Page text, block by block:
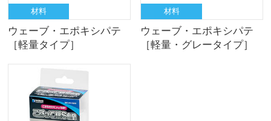
材料
ウェーブ・エポキシパテ
［軽量タイプ］
材料
ウェーブ・エポキシパテ
［軽量・グレータイプ］